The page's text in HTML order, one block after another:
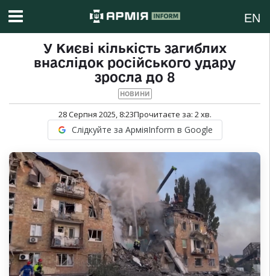
EN
У Києві кількість загиблих
внаслідок російського удару
зросла до 8
НОВИНИ
28 Серпня 2025, 8:23Прочитаєте за: 2хв.
Слідкуйте за АрміяInform в Google